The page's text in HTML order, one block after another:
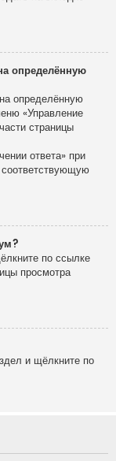
определённую
определённую
«Управление
страницы
ответа» при
по ссылке
просмотра
и щёлкните по